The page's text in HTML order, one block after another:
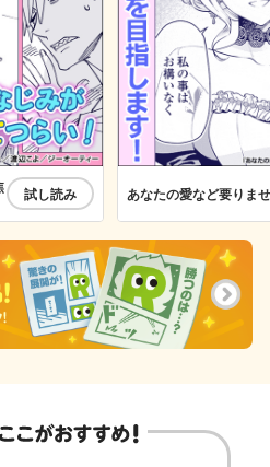
試し読み あなたの愛など要りま